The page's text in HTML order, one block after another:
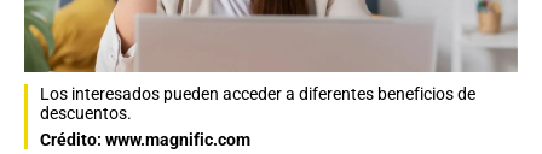
Los interesados pueden acceder a diferentes beneficios de
descuentos.
Crédito: www.magnific.com